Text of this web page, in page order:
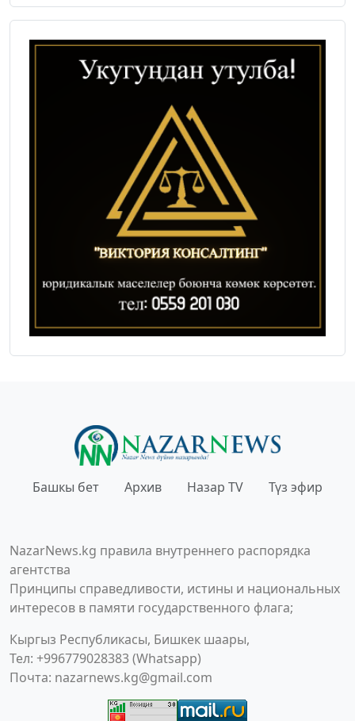
Башкы бет Архив Назар TV Түз эфир
NazarNews.kg правила внутреннего распорядка
агентства
Принципы справедливости, истины и национальных
интересов в памяти государственного флага;
Кыргыз Республикасы, Бишкек шаары,
Тел: +996779028383 (Whatsapp)
Почта: nazarnews.kg@gmail.com